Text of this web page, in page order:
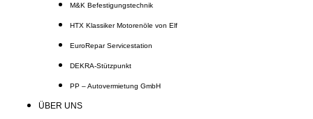
M&K Befestigungstechnik
HTX Klassiker Motorenöle von Elf
EuroRepar Servicestation
DEKRA-Stützpunkt
PP – Autovermietung GmbH
ÜBER UNS